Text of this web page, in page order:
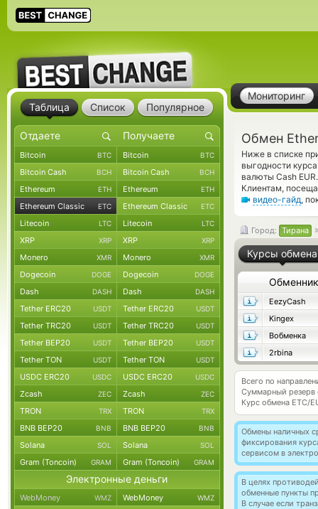
Мониторинг
Обмен
Ниже в списке
выгодности
валюты Cash
Клиентам,
видео-гайд,
Город: Тирана
Курсы обмена
Обменник
EezyCash
Kingex
Вобменка
2rbina
Всего по
Суммарный резерв
Курс обмена ETC/
Обмены наличных
фиксирования
сервисом в
В целях
обменные пункты
В случае если
Таблица Список Популярное
Bitcoin BTC Bitcoin BTC
Bitcoin Cash BCH Bitcoin Cash BCH
Ethereum ETH Ethereum ETH
Ethereum Classic ETC Ethereum Classic ETC
Litecoin LTC Litecoin LTC
XRP XRP XRP XRP
Monero XMR Monero XMR
Dogecoin DOGE Dogecoin DOGE
Dash DASH Dash DASH
Tether ERC20 USDT Tether ERC20 USDT
Tether TRC20 USDT Tether TRC20 USDT
Tether BEP20 USDT Tether BEP20 USDT
Tether TON USDT Tether TON USDT
USDC ERC20 USDC USDC ERC20 USDC
Zcash ZEC Zcash ZEC
TRON TRX TRON TRX
BNB BEP20 BNB BNB BEP20 BNB
Solana SOL Solana SOL
Gram (Toncoin) GRAM Gram (Toncoin) GRAM
Электронные деньги
WebMoney WMZ WebMoney WMZ